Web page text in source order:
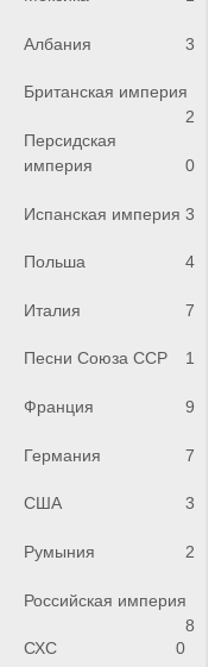
Албания 3
Британская империя
2
Персидская
империя
0
Испанская империя 3
Польша 4
Италия 7
Песни Союза ССР 1
Франция 9
Германия 7
США 3
Румыния 2
Российская империя
8
СХС
0